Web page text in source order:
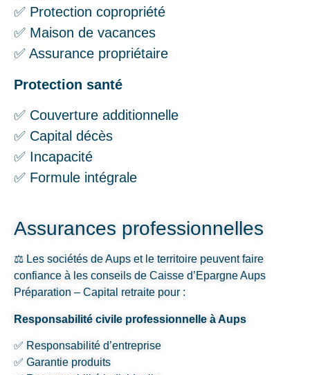
✅ Protection copropriété
✅ Maison de vacances
✅ Assurance propriétaire
Protection santé
✅ Couverture additionnelle
✅ Capital décès
✅ Incapacité
✅ Formule intégrale
Assurances professionnelles
⚖️ Les sociétés de Aups et le territoire peuvent faire
confiance à les conseils de Caisse d’Epargne Aups
Préparation – Capital retraite pour :
Responsabilité civile professionnelle à Aups
✅ Responsabilité d’entreprise
✅ Garantie produits